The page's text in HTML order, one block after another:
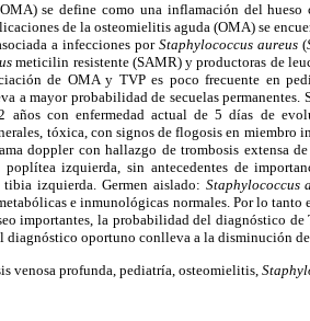
se define como una inflamación del hueso
de la osteomielitis aguda (OMA) se
a infecciones por Staphylococcus aureus (
meticilin resistente (SAMR) y productoras de
de OMA y TVP es poco frecuente en
a mayor probabilidad de secuelas permanentes.
años con enfermedad actual de 5 días de
tóxica, con signos de flogosis en miembro
doppler con hallazgo de trombosis extensa
izquierda, sin antecedentes de
izquierda. Germen aislado: Staphylococcus
e inmunológicas normales. Por lo tanto
importantes, la probabilidad del diagnóstico
diagnóstico oportuno conlleva a la disminución
venosa profunda, pediatría, osteomielitis,